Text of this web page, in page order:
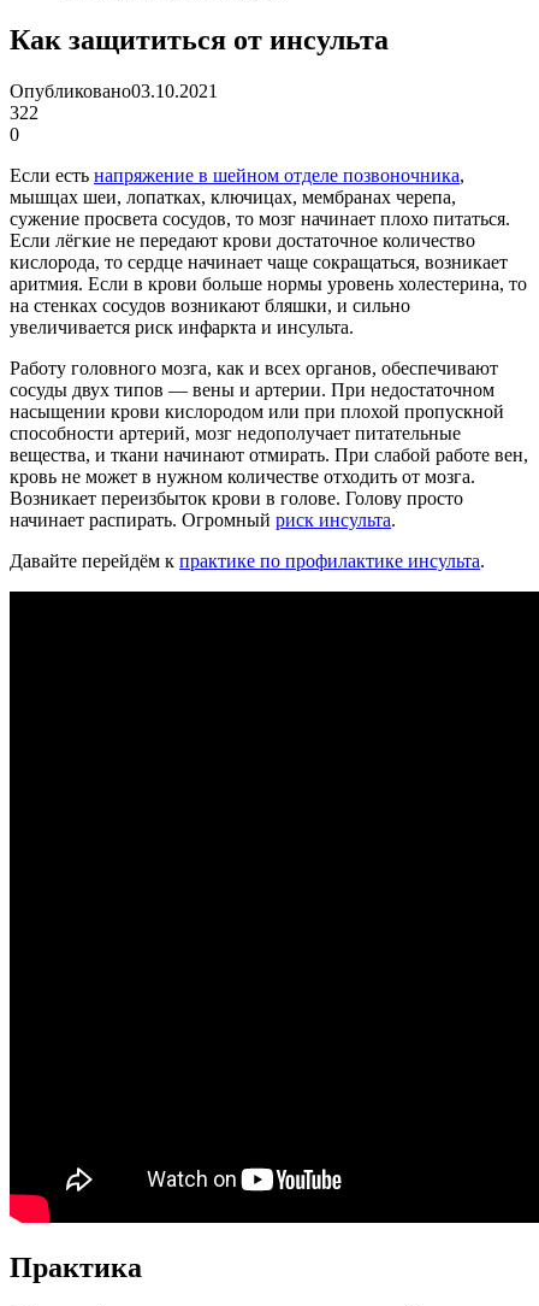
Как защититься от инсульта
Опубликовано03.10.2021
322
0
Если есть напряжение в шейном отделе позвоночника,
мышцах шеи, лопатках, ключицах, мембранах черепа,
сужение просвета сосудов, то мозг начинает плохо питаться.
Если лёгкие не передают крови достаточное количество
кислорода, то сердце начинает чаще сокращаться, возникает
аритмия. Если в крови больше нормы уровень холестерина, то
на стенках сосудов возникают бляшки, и сильно
увеличивается риск инфаркта и инсульта.
Работу головного мозга, как и всех органов, обеспечивают
сосуды двух типов — вены и артерии. При недостаточном
насыщении крови кислородом или при плохой пропускной
способности артерий, мозг недополучает питательные
вещества, и ткани начинают отмирать. При слабой работе вен,
кровь не может в нужном количестве отходить от мозга.
Возникает переизбыток крови в голове. Голову просто
начинает распирать. Огромный риск инсульта.
Давайте перейдём к практике по профилактике инсульта.
Практика